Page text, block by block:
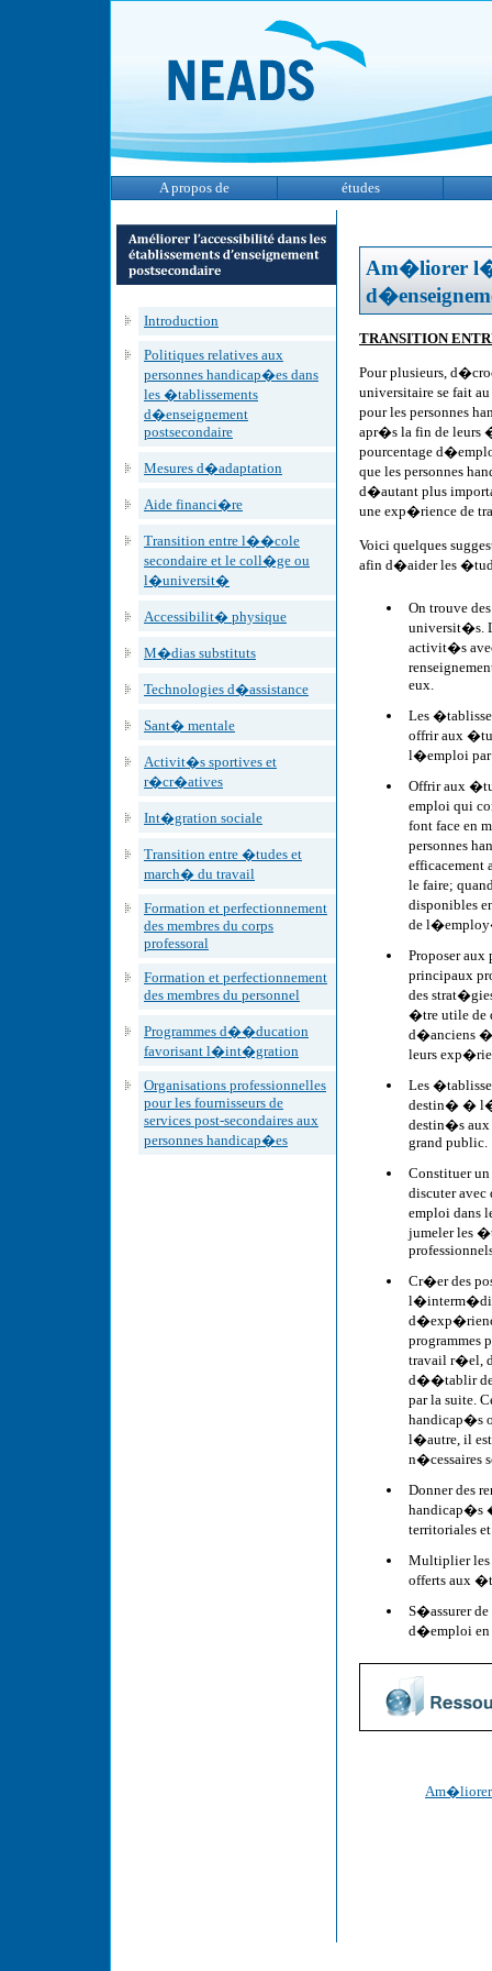
A propos de études
Introduction
Politiques relatives aux
personnes handicap�es dans
les �tablissements
d�enseignement
postsecondaire
Mesures d�adaptation
Aide financi�re
Transition entre l��cole
secondaire et le coll�ge ou
l�universit�
Accessibilit� physique
M�dias substituts
Technologies d�assistance
Sant� mentale
Activit�s sportives et
r�cr�atives
Int�gration sociale
Transition entre �tudes et
march� du travail
Formation et perfectionnement
des membres du corps
professoral
Formation et perfectionnement
des membres du personnel
Programmes d��ducation
favorisant l�int�gration
Organisations professionnelles
pour les fournisseurs de
services post-secondaires aux
personnes handicap�es
Am�liorer
TRANSITION
Pour plusieurs,
universitaire se fait
pour les personnes
apr�s la fin de leurs
pourcentage
que les personnes
d�autant plus
une exp�rience de
Voici quelques
afin d�aider les
On trouve
universit�s.
activit�s
eux.
Les
offrir aux
l�emploi par
Offrir aux
emploi qui
font face en
personnes
efficacement
le faire;
disponibles
de
Proposer aux
principaux
des
�tre utile de
d�anciens
leurs
Les
destin� �
destin�s aux
grand public.
Constituer
discuter
emploi dans
jumeler les
Cr�er des
travail r�el,
d��tablir
par la suite.
handicap�s
l�autre, il est
n�cessaires
Donner des
handicap�s
territoriales
Multiplier les
offerts aux
S�assurer
d�emploi en
Am�liorer